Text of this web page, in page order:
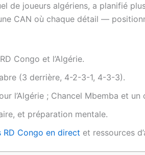
de joueurs algériens, a planifié
CAN où chaque détail —
Congo et l’Algérie.
(3 derrière, 4-2-3-1, 4-3-3).
l’Algérie ; Chancel Mbemba et
et préparation mentale.
Congo en direct et ressources